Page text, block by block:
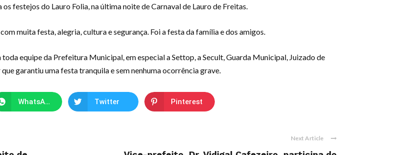
festejos do Lauro Folia, na última noite de Carnaval de Lauro de Freitas.
muita festa, alegria, cultura e segurança. Foi a festa da família e dos amigos.
equipe da Prefeitura Municipal, em especial a Settop, a Secult, Guarda Municipal, Juizado de
garantiu uma festa tranquila e sem nenhuma ocorrência grave.
WhatsApp Twitter Pinterest
Next Article